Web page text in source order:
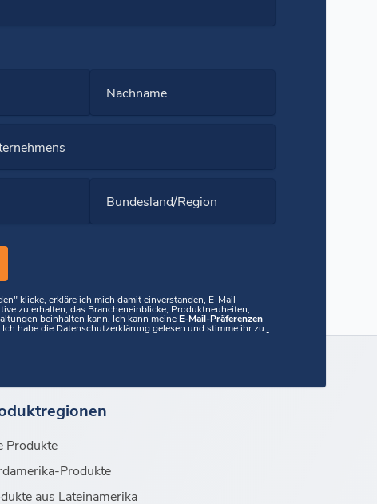
Nachname
Bundesland/Region
klicke, erkläre ich mich damit einverstanden, E-Mail-
zu erhalten, das Brancheneinblicke, Produktneuheiten,
beinhalten kann. Ich kann meine E-Mail-Präferenzen
habe die Datenschutzerklärung gelesen und stimme ihr zu .
Produkte
Produkte
aus Lateinamerika